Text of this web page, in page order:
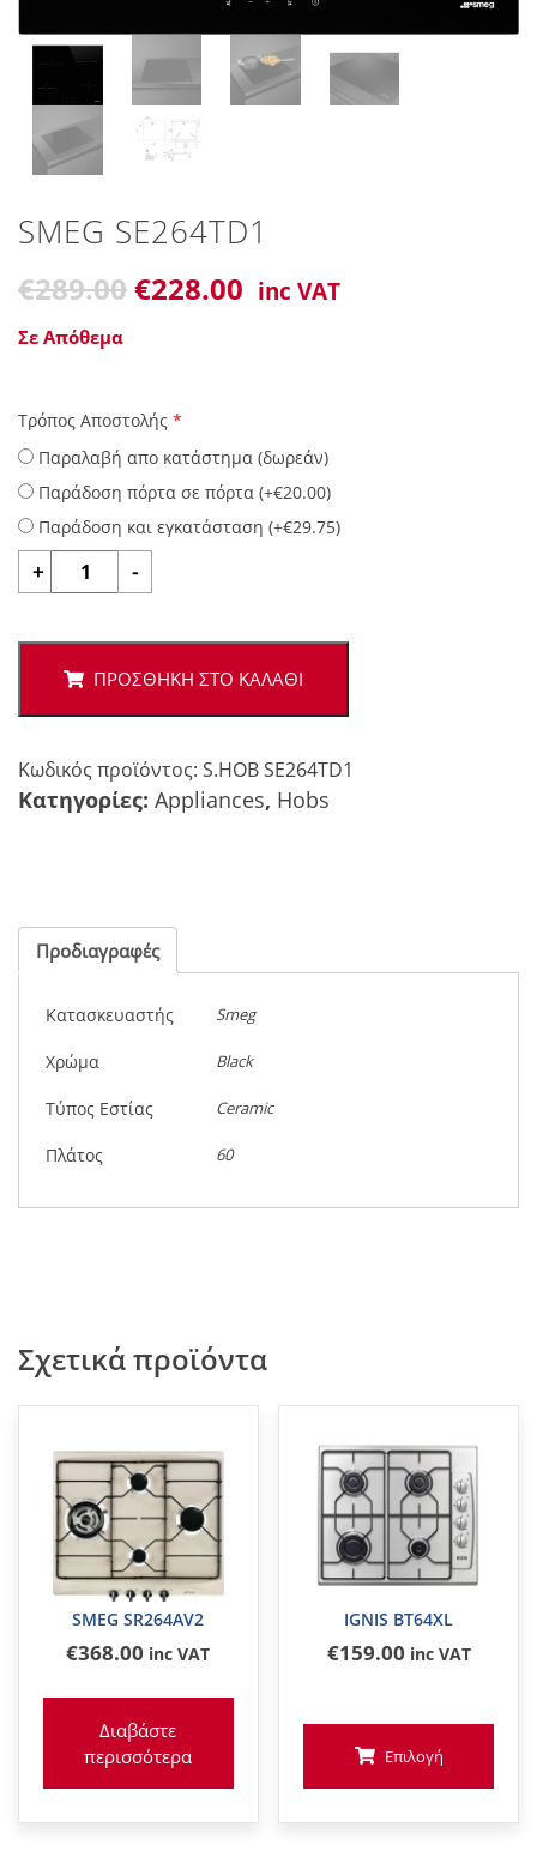
SMEG SE264TD1
€289.00Original
€228.00 inc VAT
Σε Απόθεμα
Τρόπος Αποστολής *
Παραλαβή απο κατάστημα (δωρεάν)
Παράδοση πόρτα σε πόρτα (+€20.00)
Παράδοση και εγκατάσταση (+€29.75)
+
Smeg
SE264TD1
-
ΠΡΟΣΘΉΚΗ ΣΤΟ ΚΑΛΆΘΙ
Κωδικός προϊόντος: S.HOB SE264TD1
Κατηγορίες: Appliances, Hobs
Προδιαγραφές
Κατασκευαστής Smeg
Χρώμα Black
Τύπος Εστίας Ceramic
Πλάτος 60
Σχετικά προϊόντα
SMEG SR264AV2
€368.00 inc VAT
Διαβάστε
περισσότερα
IGNIS BT64XL
€159.00 inc VAT
Επιλογή